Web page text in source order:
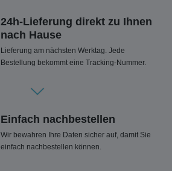
24h-Lieferung direkt zu Ihnen
nach Hause
Lieferung am nächsten Werktag. Jede
Bestellung bekommt eine Tracking-Nummer.
Einfach nachbestellen
Wir bewahren Ihre Daten sicher auf, damit Sie
einfach nachbestellen können.